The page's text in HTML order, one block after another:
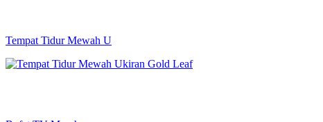
Tempat Tidur Mewah U